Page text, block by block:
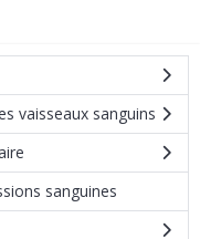
vaisseaux sanguins
sanguines